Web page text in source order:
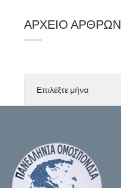
ΑΡΧΕΊΟ ΆΡΘΡΩΝ